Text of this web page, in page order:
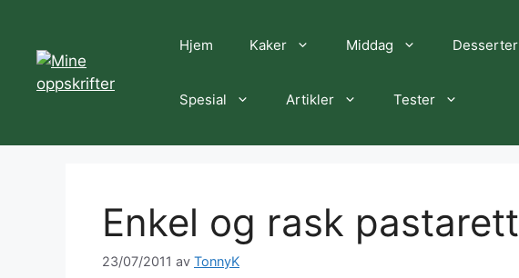
innhold
Hjem Kaker Middag Desserter
Spesial Artikler Tester
Enkel og rask pastarett
23/07/2011 av TonnyK